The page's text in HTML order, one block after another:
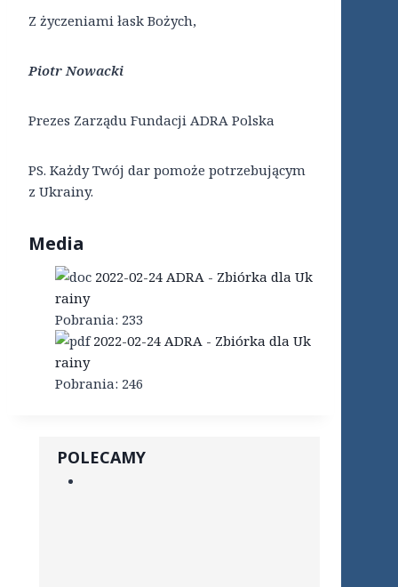
Z życzeniami łask Bożych,
Piotr Nowacki
Prezes Zarządu Fundacji ADRA Polska
PS. Każdy Twój dar pomoże potrzebującym
z Ukrainy.
Media
2022-02-24 ADRA - Zbiórka dla Uk
rainy
Pobrania: 233
2022-02-24 ADRA - Zbiórka dla Uk
rainy
Pobrania: 246
POLECAMY